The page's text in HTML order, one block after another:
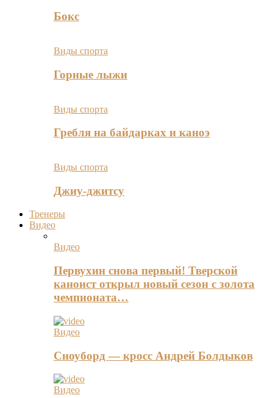
Бокс
Виды спорта
Горные лыжи
Виды спорта
Гребля на байдарках и каноэ
Виды спорта
Джиу-джитсу
Тренеры
Видео
Видео
Первухин снова первый! Тверской
каноист открыл новый сезон с золота
чемпионата…
Видео
Сноуборд — кросс Андрей Болдыков
Видео